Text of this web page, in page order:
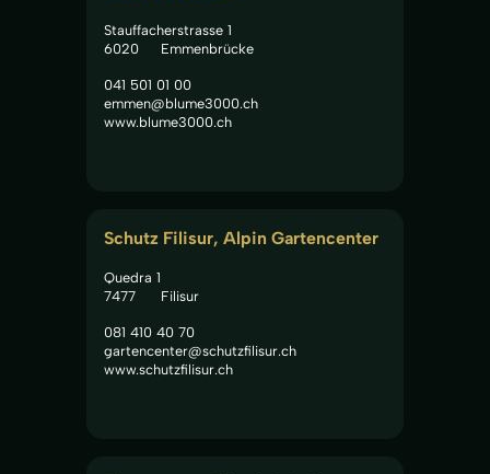
Stauffacherstrasse 1
6020
Emmenbrücke
041 501 01 00
emmen@blume3000.ch
www.blume3000.ch
Schutz Filisur, Alpin Gartencenter
Quedra 1
7477
Filisur
081 410 40 70
gartencenter@schutzfilisur.ch
www.schutzfilisur.ch